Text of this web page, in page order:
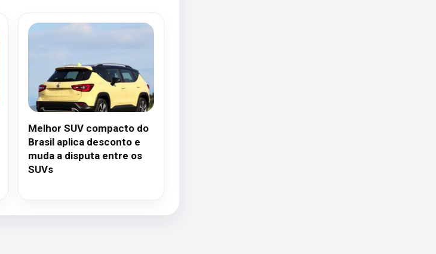
Melhor SUV compacto do
Brasil aplica desconto e
muda a disputa entre os
SUVs